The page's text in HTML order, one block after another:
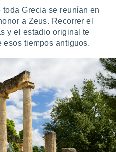
Grecia se reunían en
a Zeus. Recorrer el
y el estadio original te
esos tiempos antiguos.